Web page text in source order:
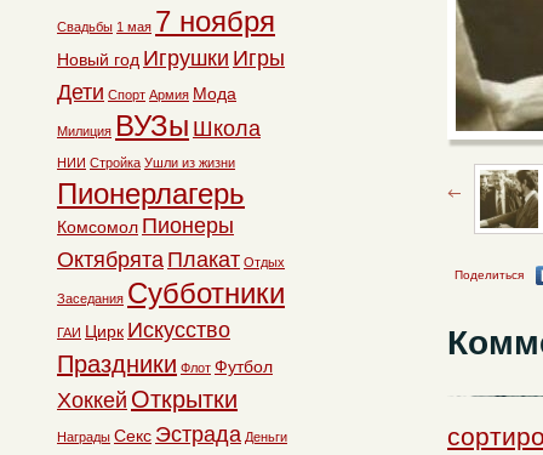
Поделиться
Свадьбы 1 мая 7 ноября
Новый год Игрушки Игры
Дети Спорт Армия Мода
Милиция ВУЗы Школа
НИИ Стройка Ушли из жизни
Пионерлагерь
Комсомол Пионеры
Октябрята Плакат Отдых
Заседания Субботники
ГАИ Цирк Искусство
Праздники Флот Футбол
Хоккей Открытки
Награды Секс Эстрада Деньги